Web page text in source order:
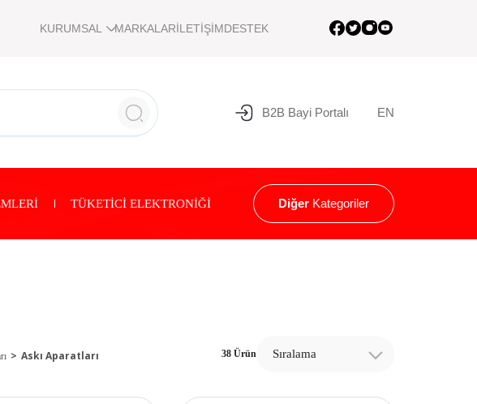
KURUMSAL MARKALARİLETİŞİMDESTEK
B2B Bayi Portalı EN
TÜKETİCİ ELEKTRONİĞİ Diğer Kategoriler
Askı Aparatları 38 Ürün Sıralama